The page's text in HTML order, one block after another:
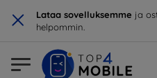
× Lataa sovelluksemme ja
helpommin.